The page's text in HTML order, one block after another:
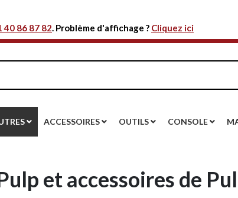
40 86 87 82. Problème d'affichage ? Cliquez ici
ACCESSOIRES OUTILS CONSOLE
et accessoires de